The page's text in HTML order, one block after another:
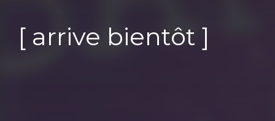
[ arrive bientôt ]